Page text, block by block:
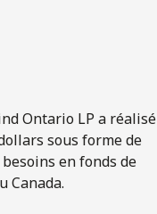
Ontario LP a réalisé
sous forme de
en fonds de
Canada.